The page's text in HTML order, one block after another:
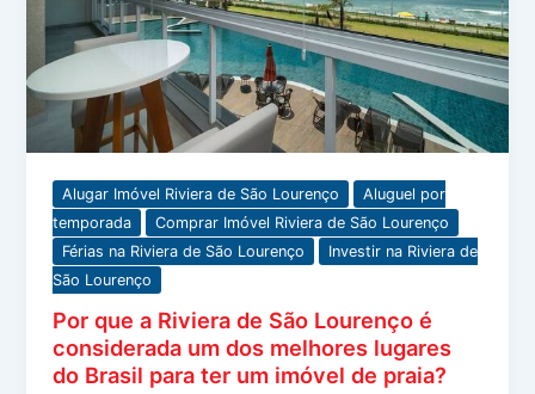
Alugar Imóvel Riviera de São Lourenço
Aluguel por
temporada
Comprar Imóvel Riviera de São Lourenço
Férias na Riviera de São Lourenço
Investir na Riviera de
São Lourenço
Por que a Riviera de São Lourenço é
considerada um dos melhores lugares
do Brasil para ter um imóvel de praia?